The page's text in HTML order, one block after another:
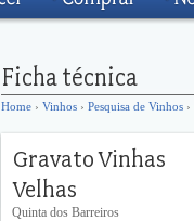
Home › Vinhos › Pesquisa de Vinhos
Quinta dos Barreiros